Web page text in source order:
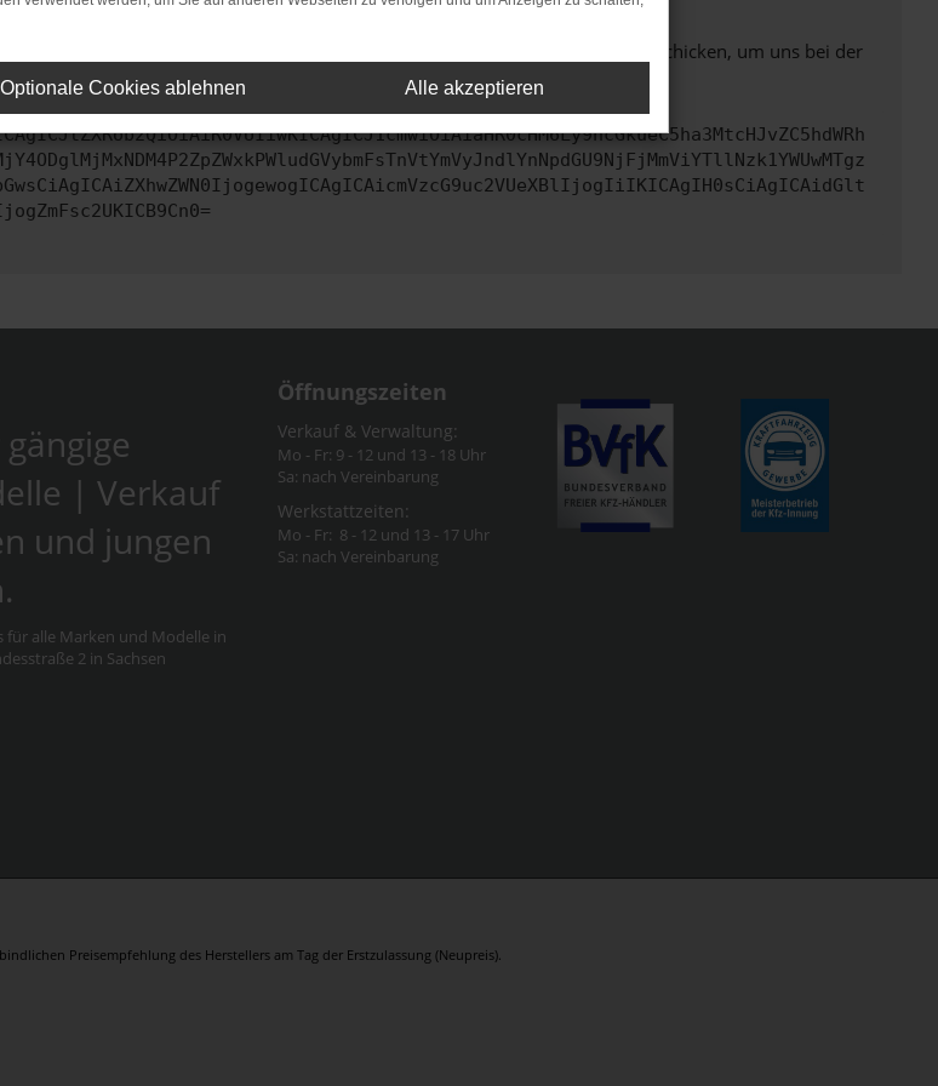
werden versuchen, das Problem zu beheben. Du kannst uns diesen Text schicken, um uns bei der
| Verkauf
und jungen
für alle Marken und Modelle in
2 in Sachsen
Öffnungszeiten
Verkauf & Verwaltung:
Mo - Fr: 9 - 12 und 13 - 18 Uhr
Sa: nach Vereinbarung
Werkstattzeiten:
Mo - Fr: 8 - 12 und 13 - 17 Uhr
Sa: nach Vereinbarung
Preisempfehlung des Herstellers am Tag der Erstzulassung (Neupreis).
Optionale Cookies ablehnen Alle akzeptieren